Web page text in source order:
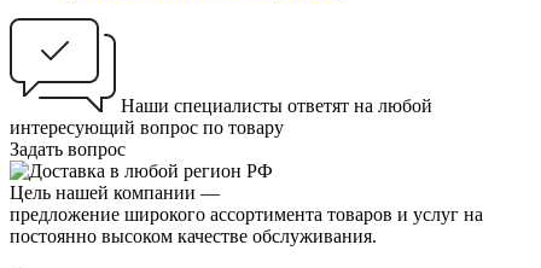
Наши специалисты ответят на любой
интересующий вопрос по товару
Задать вопрос
Цель нашей компании —
предложение широкого ассортимента товаров и услуг на
постоянно высоком качестве обслуживания.